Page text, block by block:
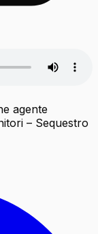
agente
– Sequestro